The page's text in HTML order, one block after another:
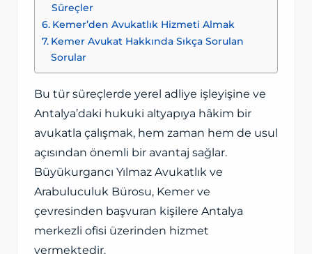
Süreçler
Kemer’den Avukatlık Hizmeti Almak
Kemer Avukat Hakkında Sıkça Sorulan
Sorular
Bu tür süreçlerde yerel adliye işleyişine ve
Antalya’daki hukuki altyapıya hâkim bir
avukatla çalışmak, hem zaman hem de usul
açısından önemli bir avantaj sağlar.
Büyükurgancı Yılmaz Avukatlık ve
Arabuluculuk Bürosu, Kemer ve
çevresinden başvuran kişilere Antalya
merkezli ofisi üzerinden hizmet
vermektedir.